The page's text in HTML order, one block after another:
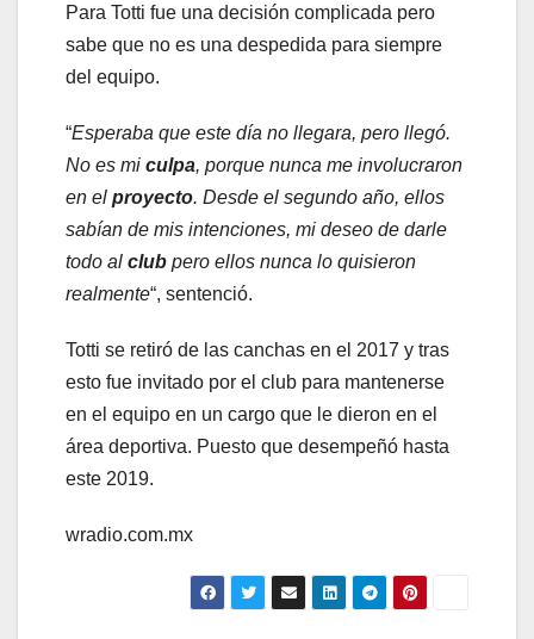
Para Totti fue una decisión complicada pero
sabe que no es una despedida para siempre
del equipo.
“Esperaba que este día no llegara, pero llegó.
No es mi culpa, porque nunca me involucraron
en el proyecto. Desde el segundo año, ellos
sabían de mis intenciones, mi deseo de darle
todo al club pero ellos nunca lo quisieron
realmente“, sentenció.
Totti se retiró de las canchas en el 2017 y tras
esto fue invitado por el club para mantenerse
en el equipo en un cargo que le dieron en el
área deportiva. Puesto que desempeñó hasta
este 2019.
wradio.com.mx